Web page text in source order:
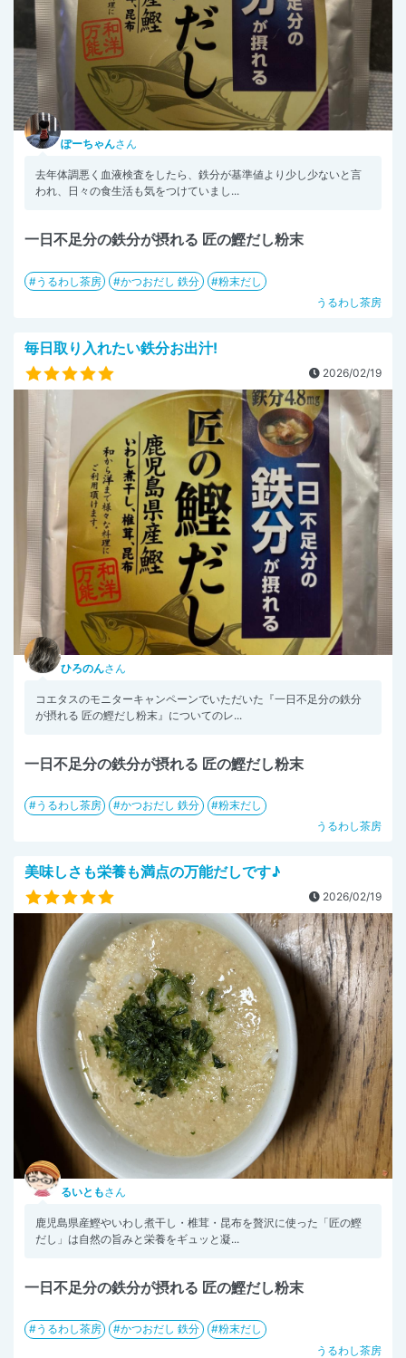
ぽーちゃんさん
去年体調悪く血液検査をしたら、鉄分が基準値より少し少ないと言
われ、日々の食生活も気をつけていまし...
一日不足分の鉄分が摂れる 匠の鰹だし粉末
うるわし茶房 かつおだし 鉄分
粉末だし
うるわし茶房
毎日取り入れたい鉄分お出汁!
2026/02/19
ひろのんさん
コエタスのモニターキャンペーンでいただいた『一日不足分の鉄分
が摂れる 匠の鰹だし粉末』についてのレ...
一日不足分の鉄分が摂れる 匠の鰹だし粉末
うるわし茶房 かつおだし 鉄分
粉末だし
うるわし茶房
美味しさも栄養も満点の万能だしです♪
2026/02/19
るいともさん
鹿児島県産鰹やいわし煮干し・椎茸・昆布を贅沢に使った「匠の鰹
だし」は自然の旨みと栄養をギュッと凝...
一日不足分の鉄分が摂れる 匠の鰹だし粉末
うるわし茶房 かつおだし 鉄分
粉末だし
うるわし茶房